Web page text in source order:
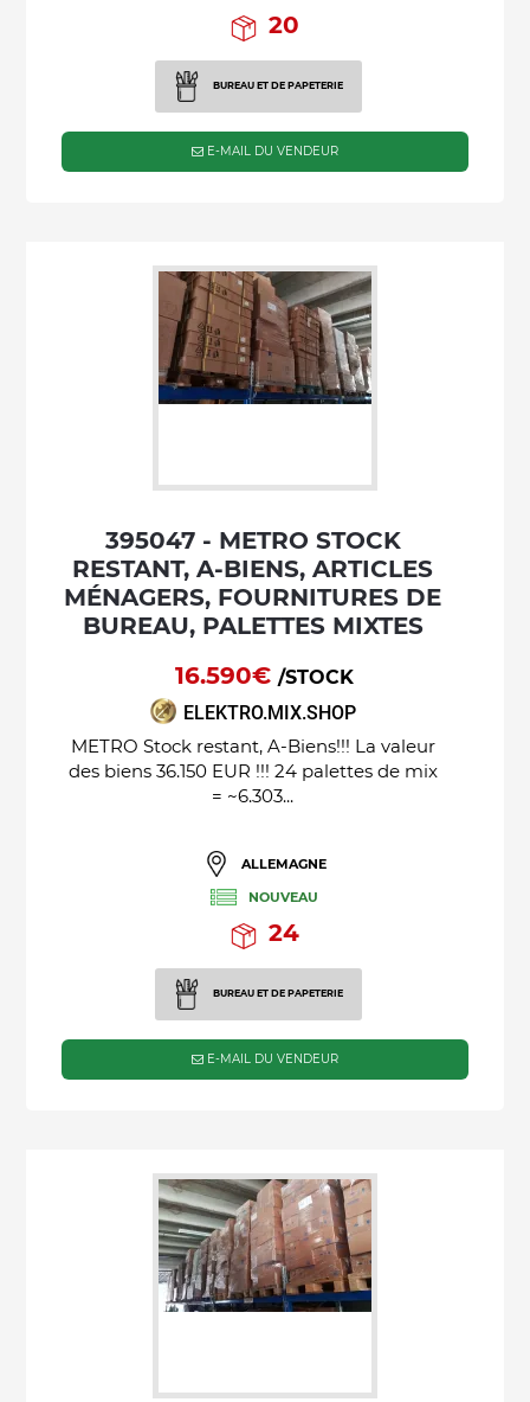
20
BUREAU ET DE PAPETERIE
E-MAIL DU VENDEUR
395047 - METRO STOCK
RESTANT, A-BIENS, ARTICLES
MÉNAGERS, FOURNITURES DE
BUREAU, PALETTES MIXTES
16.590€/STOCK
ELEKTRO.MIX.SHOP
METRO Stock restant, A-Biens!!! La valeur
des biens 36.150 EUR !!! 24 palettes de mix
= ~6.303...
ALLEMAGNE
NOUVEAU
24
BUREAU ET DE PAPETERIE
E-MAIL DU VENDEUR